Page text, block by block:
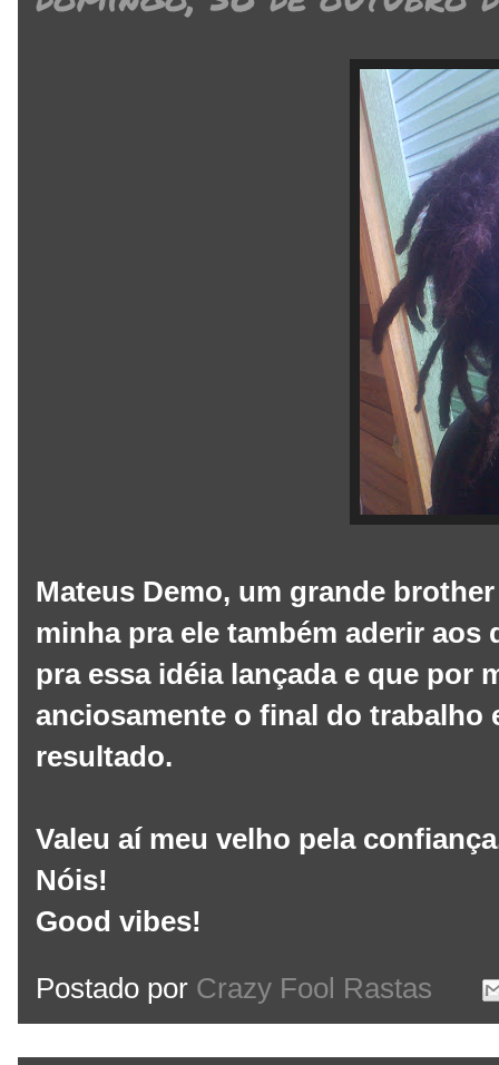
Mateus Demo, um grande
minha pra ele também aderir
pra essa idéia lançada e que por
anciosamente o final do
resultado.
Valeu aí meu velho pela
Nóis!
Good vibes!
Postado por Crazy Fool Rastas